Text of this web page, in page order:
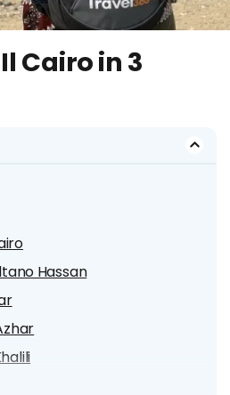
Cairo in 3
Hassan